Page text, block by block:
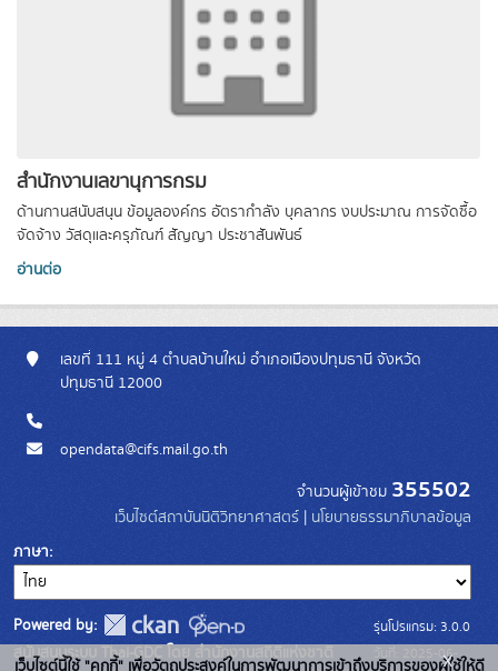
สำนักงานเลขานุการกรม
ด้านกานสนับสนุน ข้อมูลองค์กร อัตรากำลัง บุคลากร งบประมาณ การจัดซื้อ
จัดจ้าง วัสดุและครุภัณฑ์ สัญญา ประชาสันพันธ์
อ่านต่อ
เลขที่ 111 หมู่ 4 ตำบลบ้านใหม่ อำเภอเมืองปทุมธานี จังหวัด
ปทุมธานี 12000
opendata@cifs.mail.go.th
จำนวนผู้เข้าชม 355502
เว็บไซต์สถาบันนิติวิทยาศาสตร์ | นโยบายธรรมาภิบาลข้อมูล
ภาษา
Powered by:
สนับสนุนระบบ Thai-GDC โดย สำนักงานสถิติแห่งชาติ
รุ่นโปรแกรม: 3.0.0
วันที่: 2025-06-
เว็บไซต์นี้ใช้ "คุกกี้" เพื่อวัตถุประสงค์ในการพัฒนาการเข้าถึงบริการของผู้ใช้ให้ดี
x